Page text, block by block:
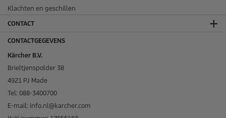
Klachten en geschillen
CONTACT
CONTACTGEGEVENS
Kärcher B.V.
Brieltjenspolder 38
4921 PJ Made
Tel: 088-3400700
E-mail: info.nl@karcher.com